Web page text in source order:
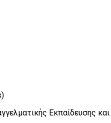
Εκπαίδευσης